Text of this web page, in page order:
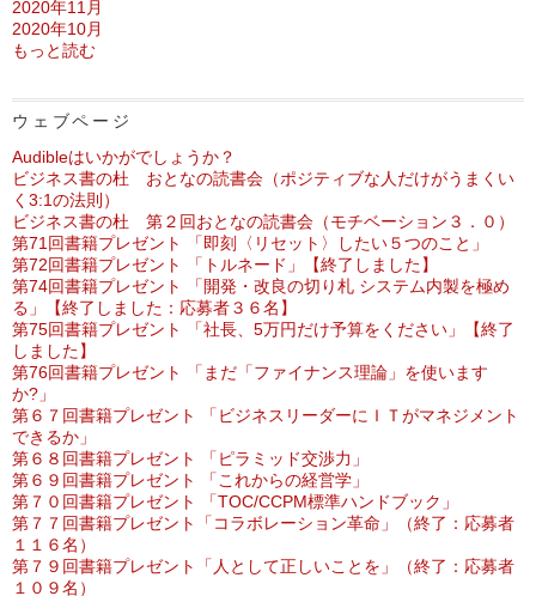
2020年11月
2020年10月
もっと読む
ウェブページ
Audibleはいかがでしょうか？
ビジネス書の杜 おとなの読書会（ポジティブな人だけがうまくい
く3:1の法則）
ビジネス書の杜 第２回おとなの読書会（モチベーション３．０）
第71回書籍プレゼント 「即刻〈リセット〉したい５つのこと」
第72回書籍プレゼント 「トルネード」【終了しました】
第74回書籍プレゼント 「開発・改良の切り札 システム内製を極め
る」【終了しました：応募者３６名】
第75回書籍プレゼント 「社長、5万円だけ予算をください」【終了
しました】
第76回書籍プレゼント 「まだ「ファイナンス理論」を使います
か?」
第６７回書籍プレゼント 「ビジネスリーダーにＩＴがマネジメント
できるか」
第６８回書籍プレゼント 「ピラミッド交渉力」
第６９回書籍プレゼント 「これからの経営学」
第７０回書籍プレゼント 「TOC/CCPM標準ハンドブック」
第７７回書籍プレゼント「コラボレーション革命」（終了：応募者
１１６名）
第７９回書籍プレゼント「人として正しいことを」（終了：応募者
１０９名）